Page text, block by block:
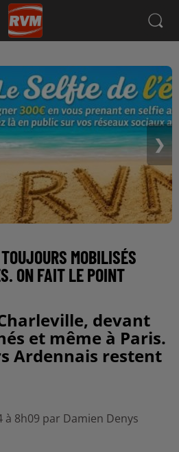
❯
MOBILISÉS
ON FAIT LE POINT
devant
et même à Paris.
Ardennais restent
à 8h09 par Damien Denys